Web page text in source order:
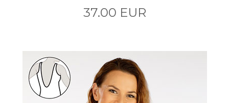
37.00 EUR